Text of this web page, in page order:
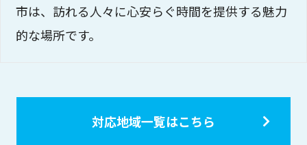
市は、訪れる人々に心安らぐ時間を提供する魅力
的な場所です。
対応地域一覧はこちら